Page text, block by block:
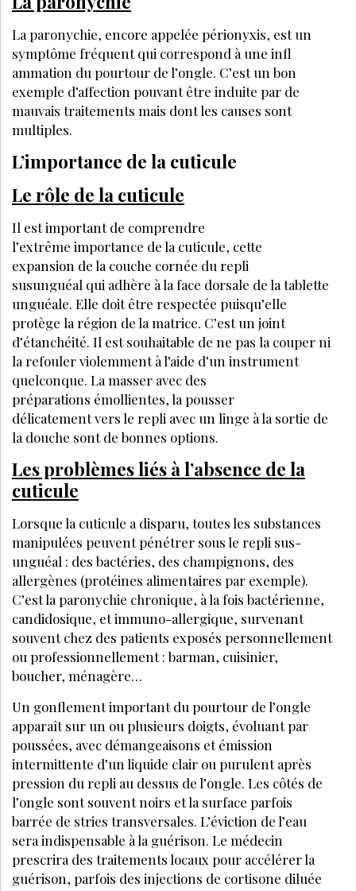
Inscrivez-vous à la Newsletter pour découvrir
des articles inédits et profiter de nos offres
exclusives
LE MÉDIA DE RÉFÉRENCE DE LA BEAUTÉ ET DU BIEN-ÊTRE
SPA DE BEAUTÉ
CONGRÈS - EVÈNEMENTS
ANNONCE BEAUTÉ
CONTACT
ANNONCER S’ABONNER
© LES NOUVELLES ESTHÉTIQUES
MENTIONS LÉGALES
POLITIQUE DE CONFIDENTIALITÉ
CGV-CGU
CRÉATION EANET